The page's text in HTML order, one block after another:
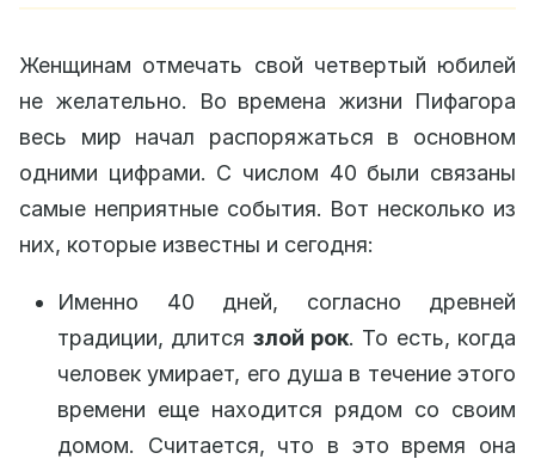
Женщинам отмечать свой четвертый юбилей
не желательно. Во времена жизни Пифагора
весь мир начал распоряжаться в основном
одними цифрами. С числом 40 были связаны
самые неприятные события. Вот несколько из
них, которые известны и сегодня:
Именно 40 дней, согласно древней
традиции, длится злой рок. То есть, когда
человек умирает, его душа в течение этого
времени еще находится рядом со своим
домом. Считается, что в это время она